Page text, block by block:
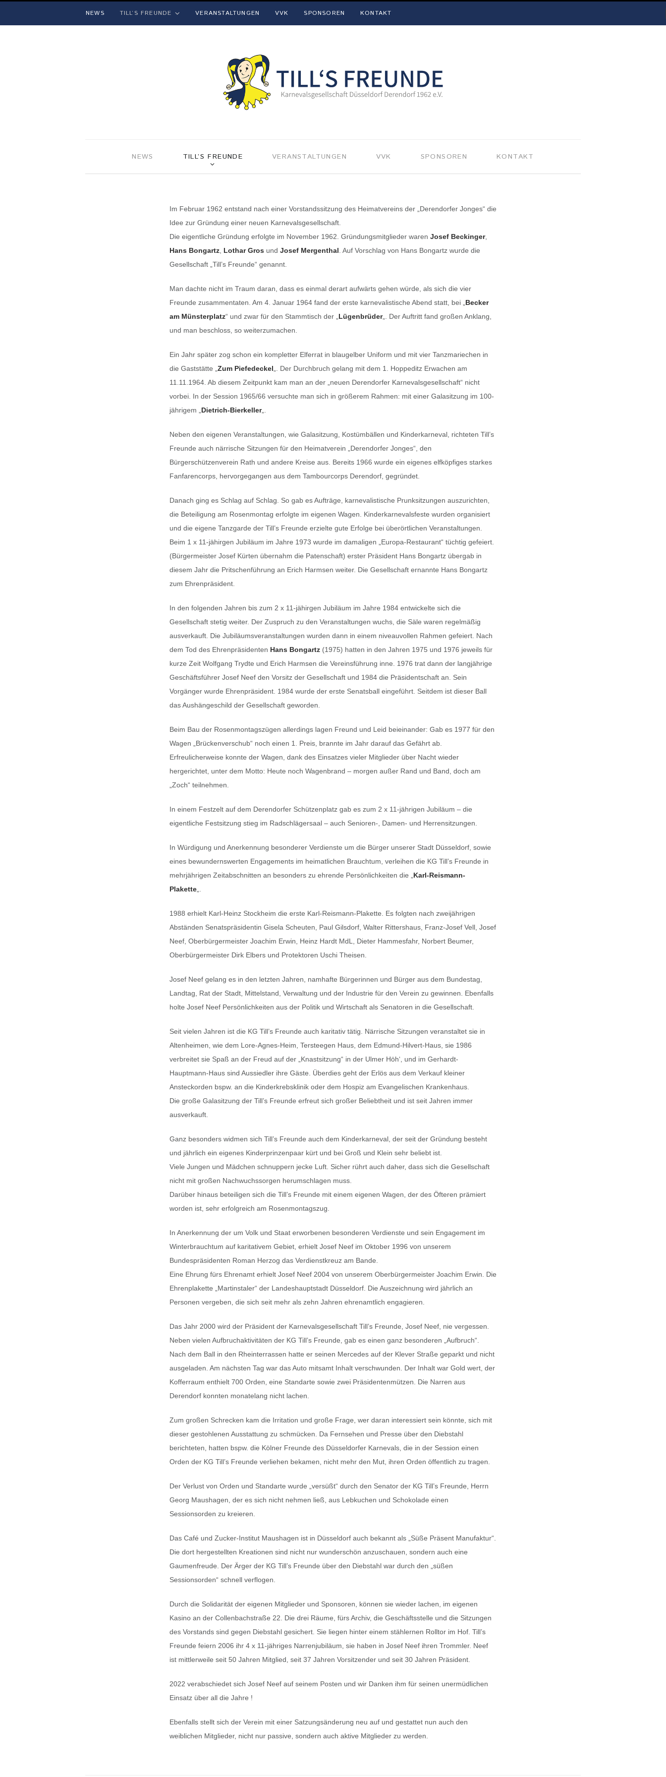
NEWS TILL’S FREUNDE VERANSTALTUNGEN VVK SPONSOREN KONTAKT
NEWS TILL’S FREUNDE VERANSTALTUNGEN VVK SPONSOREN KONTAKT
Im Februar 1962 entstand nach einer Vorstandssitzung des Heimatvereins der „Derendorfer Jonges“ die
Idee zur Gründung einer neuen Karnevalsgesellschaft.
Die eigentliche Gründung erfolgte im November 1962. Gründungsmitglieder waren Josef Beckinger,
Hans Bongartz, Lothar Gros und Josef Mergenthal. Auf Vorschlag von Hans Bongartz wurde die
Gesellschaft „Till’s Freunde“ genannt.
Man dachte nicht im Traum daran, dass es einmal derart aufwärts gehen würde, als sich die vier
Freunde zusammentaten. Am 4. Januar 1964 fand der erste karnevalistische Abend statt, bei „Becker
am Münsterplatz“ und zwar für den Stammtisch der „Lügenbrüder„. Der Auftritt fand großen Anklang,
und man beschloss, so weiterzumachen.
Ein Jahr später zog schon ein kompletter Elferrat in blaugelber Uniform und mit vier Tanzmariechen in
die Gaststätte „Zum Piefedeckel„. Der Durchbruch gelang mit dem 1. Hoppeditz Erwachen am
11.11.1964. Ab diesem Zeitpunkt kam man an der „neuen Derendorfer Karnevalsgesellschaft“ nicht
vorbei. In der Session 1965/66 versuchte man sich in größerem Rahmen: mit einer Galasitzung im 100-
jährigem „Dietrich-Bierkeller„.
Neben den eigenen Veranstaltungen, wie Galasitzung, Kostümbällen und Kinderkarneval, richteten Till’s
Freunde auch närrische Sitzungen für den Heimatverein „Derendorfer Jonges“, den
Bürgerschützenverein Rath und andere Kreise aus. Bereits 1966 wurde ein eigenes elfköpfiges starkes
Fanfarencorps, hervorgegangen aus dem Tambourcorps Derendorf, gegründet.
Danach ging es Schlag auf Schlag. So gab es Aufträge, karnevalistische Prunksitzungen auszurichten,
die Beteiligung am Rosenmontag erfolgte im eigenen Wagen. Kinderkarnevalsfeste wurden organisiert
und die eigene Tanzgarde der Till’s Freunde erzielte gute Erfolge bei überörtlichen Veranstaltungen.
Beim 1 x 11-jähirgen Jubiläum im Jahre 1973 wurde im damaligen „Europa-Restaurant“ tüchtig gefeiert.
(Bürgermeister Josef Kürten übernahm die Patenschaft) erster Präsident Hans Bongartz übergab in
diesem Jahr die Pritschenführung an Erich Harmsen weiter. Die Gesellschaft ernannte Hans Bongartz
zum Ehrenpräsident.
In den folgenden Jahren bis zum 2 x 11-jähirgen Jubiläum im Jahre 1984 entwickelte sich die
Gesellschaft stetig weiter. Der Zuspruch zu den Veranstaltungen wuchs, die Säle waren regelmäßig
ausverkauft. Die Jubiläumsveranstaltungen wurden dann in einem niveauvollen Rahmen gefeiert. Nach
dem Tod des Ehrenpräsidenten Hans Bongartz (1975) hatten in den Jahren 1975 und 1976 jeweils für
kurze Zeit Wolfgang Trydte und Erich Harmsen die Vereinsführung inne. 1976 trat dann der langjährige
Geschäftsführer Josef Neef den Vorsitz der Gesellschaft und 1984 die Präsidentschaft an. Sein
Vorgänger wurde Ehrenpräsident. 1984 wurde der erste Senatsball eingeführt. Seitdem ist dieser Ball
das Aushängeschild der Gesellschaft geworden.
Beim Bau der Rosenmontagszügen allerdings lagen Freund und Leid beieinander: Gab es 1977 für den
Wagen „Brückenverschub“ noch einen 1. Preis, brannte im Jahr darauf das Gefährt ab.
Erfreulicherweise konnte der Wagen, dank des Einsatzes vieler Mitglieder über Nacht wieder
hergerichtet, unter dem Motto: Heute noch Wagenbrand – morgen außer Rand und Band, doch am
„Zoch“ teilnehmen.
In einem Festzelt auf dem Derendorfer Schützenplatz gab es zum 2 x 11-jährigen Jubiläum – die
eigentliche Festsitzung stieg im Radschlägersaal – auch Senioren-, Damen- und Herrensitzungen.
In Würdigung und Anerkennung besonderer Verdienste um die Bürger unserer Stadt Düsseldorf, sowie
eines bewundernswerten Engagements im heimatlichen Brauchtum, verleihen die KG Till’s Freunde in
mehrjährigen Zeitabschnitten an besonders zu ehrende Persönlichkeiten die „Karl-Reismann-
Plakette„.
1988 erhielt Karl-Heinz Stockheim die erste Karl-Reismann-Plakette. Es folgten nach zweijährigen
Abständen Senatspräsidentin Gisela Scheuten, Paul Gilsdorf, Walter Rittershaus, Franz-Josef Vell, Josef
Neef, Oberbürgermeister Joachim Erwin, Heinz Hardt MdL, Dieter Hammesfahr, Norbert Beumer,
Oberbürgermeister Dirk Elbers und Protektoren Uschi Theisen.
Josef Neef gelang es in den letzten Jahren, namhafte Bürgerinnen und Bürger aus dem Bundestag,
Landtag, Rat der Stadt, Mittelstand, Verwaltung und der Industrie für den Verein zu gewinnen. Ebenfalls
holte Josef Neef Persönlichkeiten aus der Politik und Wirtschaft als Senatoren in die Gesellschaft.
Seit vielen Jahren ist die KG Till’s Freunde auch karitativ tätig. Närrische Sitzungen veranstaltet sie in
Altenheimen, wie dem Lore-Agnes-Heim, Tersteegen Haus, dem Edmund-Hilvert-Haus, sie 1986
verbreitet sie Spaß an der Freud auf der „Knastsitzung“ in der Ulmer Höh‘, und im Gerhardt-
Hauptmann-Haus sind Aussiedler ihre Gäste. Überdies geht der Erlös aus dem Verkauf kleiner
Ansteckorden bspw. an die Kinderkrebsklinik oder dem Hospiz am Evangelischen Krankenhaus.
Die große Galasitzung der Till’s Freunde erfreut sich großer Beliebtheit und ist seit Jahren immer
ausverkauft.
Ganz besonders widmen sich Till’s Freunde auch dem Kinderkarneval, der seit der Gründung besteht
und jährlich ein eigenes Kinderprinzenpaar kürt und bei Groß und Klein sehr beliebt ist.
Viele Jungen und Mädchen schnuppern jecke Luft. Sicher rührt auch daher, dass sich die Gesellschaft
nicht mit großen Nachwuchssorgen herumschlagen muss.
Darüber hinaus beteiligen sich die Till’s Freunde mit einem eigenen Wagen, der des Öfteren prämiert
worden ist, sehr erfolgreich am Rosenmontagszug.
In Anerkennung der um Volk und Staat erworbenen besonderen Verdienste und sein Engagement im
Winterbrauchtum auf karitativem Gebiet, erhielt Josef Neef im Oktober 1996 von unserem
Bundespräsidenten Roman Herzog das Verdienstkreuz am Bande.
Eine Ehrung fürs Ehrenamt erhielt Josef Neef 2004 von unserem Oberbürgermeister Joachim Erwin. Die
Ehrenplakette „Martinstaler“ der Landeshauptstadt Düsseldorf. Die Auszeichnung wird jährlich an
Personen vergeben, die sich seit mehr als zehn Jahren ehrenamtlich engagieren.
Das Jahr 2000 wird der Präsident der Karnevalsgesellschaft Till’s Freunde, Josef Neef, nie vergessen.
Neben vielen Aufbruchaktivitäten der KG Till’s Freunde, gab es einen ganz besonderen „Aufbruch“.
Nach dem Ball in den Rheinterrassen hatte er seinen Mercedes auf der Klever Straße geparkt und nicht
ausgeladen. Am nächsten Tag war das Auto mitsamt Inhalt verschwunden. Der Inhalt war Gold wert, der
Kofferraum enthielt 700 Orden, eine Standarte sowie zwei Präsidentenmützen. Die Narren aus
Derendorf konnten monatelang nicht lachen.
Zum großen Schrecken kam die Irritation und große Frage, wer daran interessiert sein könnte, sich mit
dieser gestohlenen Ausstattung zu schmücken. Da Fernsehen und Presse über den Diebstahl
berichteten, hatten bspw. die Kölner Freunde des Düsseldorfer Karnevals, die in der Session einen
Orden der KG Till’s Freunde verliehen bekamen, nicht mehr den Mut, ihren Orden öffentlich zu tragen.
Der Verlust von Orden und Standarte wurde „versüßt“ durch den Senator der KG Till’s Freunde, Herrn
Georg Maushagen, der es sich nicht nehmen ließ, aus Lebkuchen und Schokolade einen
Sessionsorden zu kreieren.
Das Café und Zucker-Institut Maushagen ist in Düsseldorf auch bekannt als „Süße Präsent Manufaktur“.
Die dort hergestellten Kreationen sind nicht nur wunderschön anzuschauen, sondern auch eine
Gaumenfreude. Der Ärger der KG Till’s Freunde über den Diebstahl war durch den „süßen
Sessionsorden“ schnell verflogen.
Durch die Solidarität der eigenen Mitglieder und Sponsoren, können sie wieder lachen, im eigenen
Kasino an der Collenbachstraße 22. Die drei Räume, fürs Archiv, die Geschäftsstelle und die Sitzungen
des Vorstands sind gegen Diebstahl gesichert. Sie liegen hinter einem stählernen Rolltor im Hof. Till’s
Freunde feiern 2006 ihr 4 x 11-jähriges Narrenjubiläum, sie haben in Josef Neef ihren Trommler. Neef
ist mittlerweile seit 50 Jahren Mitglied, seit 37 Jahren Vorsitzender und seit 30 Jahren Präsident.
2022 verabschiedet sich Josef Neef auf seinem Posten und wir Danken ihm für seinen unermüdlichen
Einsatz über all die Jahre !
Ebenfalls stellt sich der Verein mit einer Satzungsänderung neu auf und gestattet nun auch den
weiblichen Mitglieder, nicht nur passive, sondern auch aktive Mitglieder zu werden.